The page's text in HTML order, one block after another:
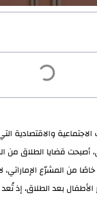
والاقتصادية
أصبحت قضايا الطلاق من
من المشرّع الإماراتي،
الأطفال بعد الطلاق، إذ